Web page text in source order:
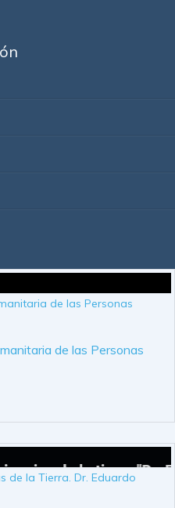
de las Personas